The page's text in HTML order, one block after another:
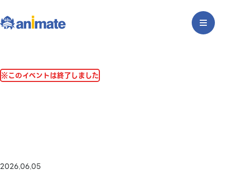
※このイベントは終了しました
2026.06.05